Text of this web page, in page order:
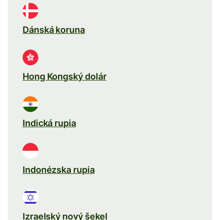
Dánská koruna
Hong Kongský dolár
Indická rupia
Indonézska rupia
Izraelský nový šekel